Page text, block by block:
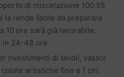
di miscelazione 100:55
la rende facile da preparare
10 ore sarà già lavorabile,
in 24-48 ore.
rivestimenti di tavoli, vassoi
artistiche fino a 1 cm.